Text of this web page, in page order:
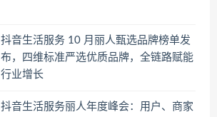
抖音生活服务 10 月丽人甄选品牌榜单发
布，四维标准严选优质品牌，全链路赋能
行业增长
抖音生活服务丽人年度峰会：用户、商家